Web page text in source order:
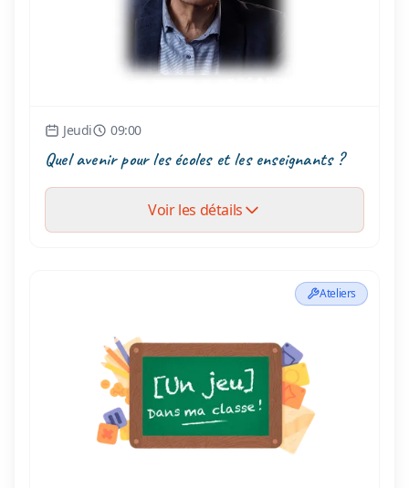
Jeudi 09:00
Quel avenir pour les écoles et les enseignants ?
Voir les détails
Ateliers